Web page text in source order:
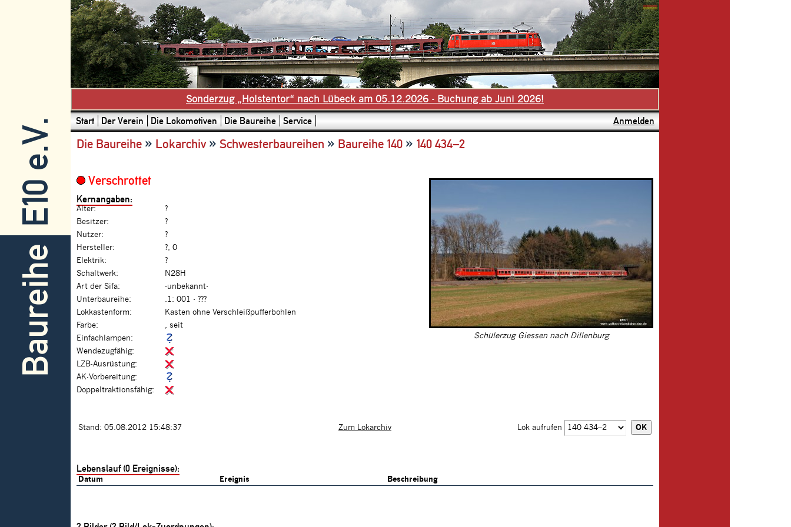
E10 e.V.
Baureihe
Sonderzug „Holstentor“ nach Lübeck am 05.12.2026 - Buchung ab Juni 2026!
Start Der Verein Die Lokomotiven Die Baureihe Service Anmelden
Die Baureihe » Lokarchiv» Schwesterbaureihen » Baureihe 140 » 140 434–2
Schülerzug Giessen nach Dillenburg
Verschrottet
Kernangaben:
Alter:
?
Besitzer:
?
Nutzer:
?
Hersteller:
?, 0
Elektrik:
?
Schaltwerk:
N28H
Art der Sifa:
-unbekannt-
Unterbaureihe:
.1: 001 - ???
Lokkastenform:
Kasten ohne Verschleißpufferbohlen
Farbe:
, seit
Einfachlampen:
Wendezugfähig:
LZB-Ausrüstung:
AK-Vorbereitung:
Doppeltraktionsfähig:
Stand: 05.08.2012 15:48:37 Zum Lokarchiv Lok aufrufen
Lebenslauf (0 Ereignisse):
Datum Ereignis Beschreibung